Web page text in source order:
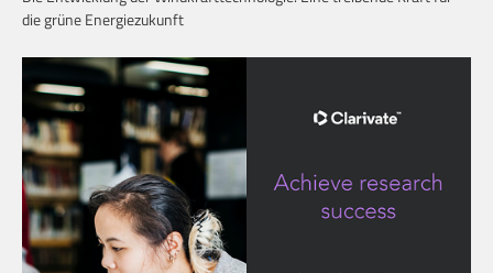
die grüne Energiezukunft